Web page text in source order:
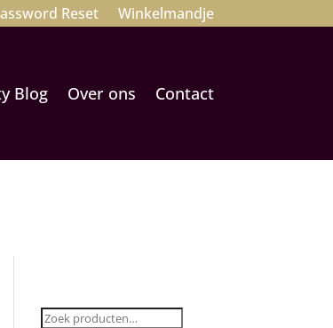
Reset Winkelmandje
Blog Over ons Contact
Zoeken